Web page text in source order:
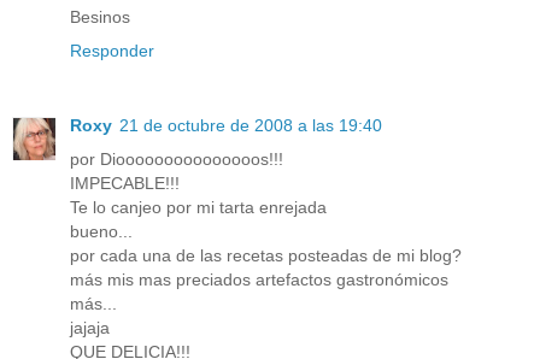
Besinos
Responder
Roxy 21 de octubre de 2008 a las 19:40
por Diooooooooooooooos!!!
IMPECABLE!!!
Te lo canjeo por mi tarta enrejada
bueno...
por cada una de las recetas posteadas de mi blog?
más mis mas preciados artefactos gastronómicos
más...
jajaja
QUE DELICIA!!!